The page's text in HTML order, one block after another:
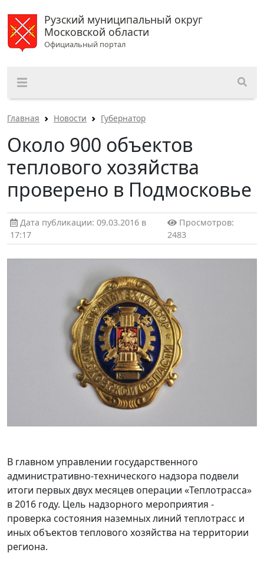
Рузский муниципальный округ
Московской области
Официальный портал
Главная Новости Губернатор
Около 900 объектов
теплового хозяйства
проверено в Подмосковье
Дата публикации: 09.03.2016 в
17:17
Просмотров:
2483
В главном управлении государственного
административно-технического надзора подвели
итоги первых двух месяцев операции «Теплотрасса»
в 2016 году. Цель надзорного мероприятия -
проверка состояния наземных линий теплотрасс и
иных объектов теплового хозяйства на территории
региона.